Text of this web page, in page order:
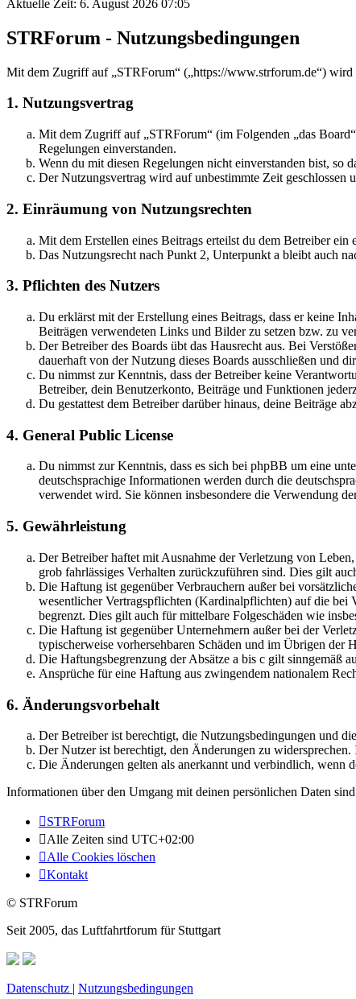
Aktuelle Zeit: 6. August 2026 07:05
STRForum - Nutzungsbedingungen
Mit dem Zugriff auf „STRForum“ („https://www.strforum.de“)
1. Nutzungsvertrag
Mit dem Zugriff auf „STRForum“ (im Folgenden „das
Regelungen einverstanden.
Wenn du mit diesen Regelungen nicht einverstanden bist, so
Der Nutzungsvertrag wird auf unbestimmte Zeit geschlossen
2. Einräumung von Nutzungsrechten
Mit dem Erstellen eines Beitrags erteilst du dem Betreiber
Das Nutzungsrecht nach Punkt 2, Unterpunkt a bleibt auch
3. Pflichten des Nutzers
Du erklärst mit der Erstellung eines Beitrags, dass er keine
Beiträgen verwendeten Links und Bilder zu setzen bzw. zu
Der Betreiber des Boards übt das Hausrecht aus. Bei
dauerhaft von der Nutzung dieses Boards ausschließen und
Du nimmst zur Kenntnis, dass der Betreiber keine
Betreiber, dein Benutzerkonto, Beiträge und Funktionen
Du gestattest dem Betreiber darüber hinaus, deine Beiträge
4. General Public License
Du nimmst zur Kenntnis, dass es sich bei phpBB um eine
deutschsprachige Informationen werden durch die
verwendet wird. Sie können insbesondere die Verwendung
5. Gewährleistung
Der Betreiber haftet mit Ausnahme der Verletzung von
grob fahrlässiges Verhalten zurückzuführen sind. Dies gilt
Die Haftung ist gegenüber Verbrauchern außer bei
wesentlicher Vertragspflichten (Kardinalpflichten) auf die bei
begrenzt. Dies gilt auch für mittelbare Folgeschäden wie
Die Haftung ist gegenüber Unternehmern außer bei der
typischerweise vorhersehbaren Schäden und im Übrigen der
Die Haftungsbegrenzung der Absätze a bis c gilt sinngemäß
Ansprüche für eine Haftung aus zwingendem nationalem
6. Änderungsvorbehalt
Der Betreiber ist berechtigt, die Nutzungsbedingungen und
Der Nutzer ist berechtigt, den Änderungen zu
Die Änderungen gelten als anerkannt und verbindlich, wenn
Informationen über den Umgang mit deinen persönlichen Daten
STRForum
Alle Zeiten sind UTC+02:00
Alle Cookies löschen
Kontakt
© STRForum
Seit 2005, das Luftfahrtforum für Stuttgart
Datenschutz | Nutzungsbedingungen